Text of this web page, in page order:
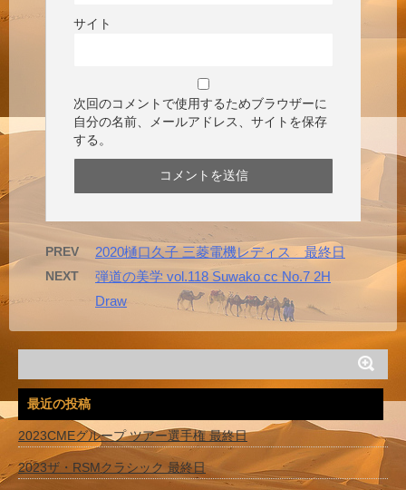
サイト
次回のコメントで使用するためブラウザーに
自分の名前、メールアドレス、サイトを保存
する。
PREV 2020樋口久子 三菱電機レディス 最終日
NEXT
弾道の美学 vol.118 Suwako cc No.7 2H
Draw
最近の投稿
2023CMEグループ ツアー選手権 最終日
2023ザ・RSMクラシック 最終日